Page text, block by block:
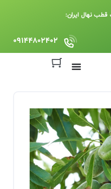
قطب نهال ایران:
09144802402